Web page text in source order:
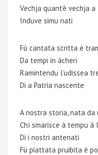
Vechja quant’è vechja
Induve simu nati
Fù cantata scritta è
Da tempi in àcheri
Ramintendu l’udissea
Di a Patria nascente
A nostra storia, nata da
Chì smarisce à tempu à
Di i nostri antenati
Fù piattata pruibita è